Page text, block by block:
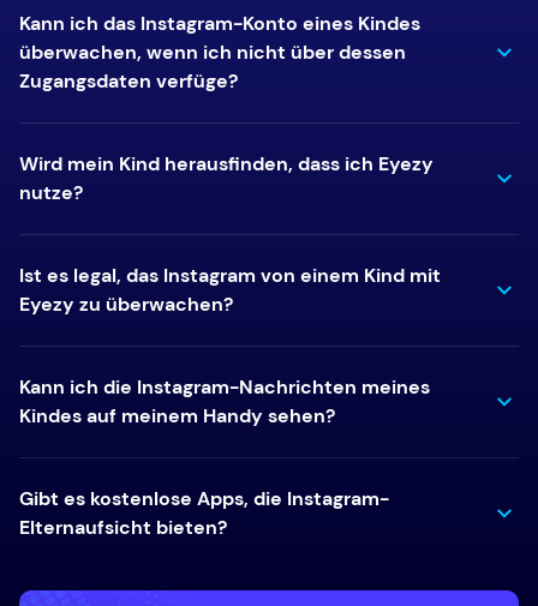
Kann ich das Instagram-Konto eines Kindes
überwachen, wenn ich nicht über dessen
Zugangsdaten verfüge?
Wird mein Kind herausfinden, dass ich Eyezy
nutze?
Ist es legal, das Instagram von einem Kind mit
Eyezy zu überwachen?
Kann ich die Instagram-Nachrichten meines
Kindes auf meinem Handy sehen?
Gibt es kostenlose Apps, die Instagram-
Elternaufsicht bieten?